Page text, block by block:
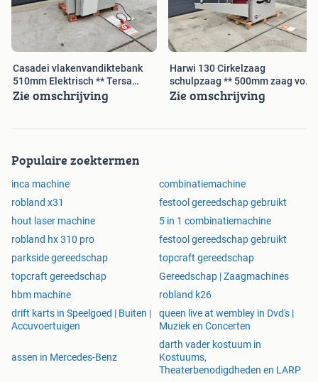
Casadei vlakenvandiktebank
510mm Elektrisch ** Tersa
messen
Zie omschrijving
Harwi 130 Cirkelzaag
schulpzaag ** 500mm zaag vol
optie
Zie omschrijving
Populaire zoektermen
inca machine
combinatiemachine
robland x31
festool gereedschap gebruikt
hout laser machine
5 in 1 combinatiemachine
robland hx 310 pro
festool gereedschap gebruikt
parkside gereedschap
topcraft gereedschap
topcraft gereedschap
Gereedschap | Zaagmachines
hbm machine
robland k26
drift karts in Speelgoed | Buiten |
Accuvoertuigen
queen live at wembley in Dvd's |
Muziek en Concerten
assen in Mercedes-Benz
darth vader kostuum in
Kostuums,
Theaterbenodigdheden en LARP